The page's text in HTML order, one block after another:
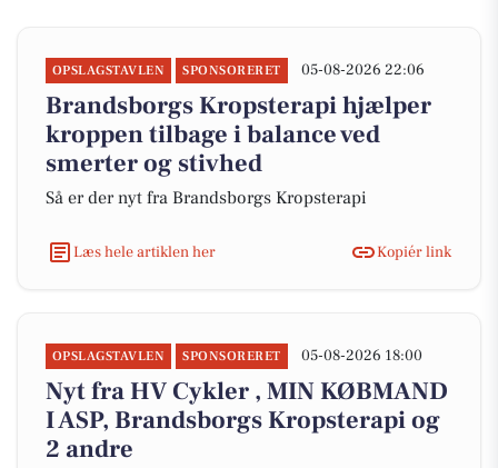
OPSLAGSTAVLEN SPONSORERET 05-08-2026 22:06
Brandsborgs Kropsterapi hjælper
kroppen tilbage i balance ved
smerter og stivhed
Så er der nyt fra Brandsborgs Kropsterapi
Læs hele artiklen her Kopiér link
OPSLAGSTAVLEN SPONSORERET 05-08-2026 18:00
Nyt fra HV Cykler , MIN KØBMAND
I ASP, Brandsborgs Kropsterapi og
2 andre